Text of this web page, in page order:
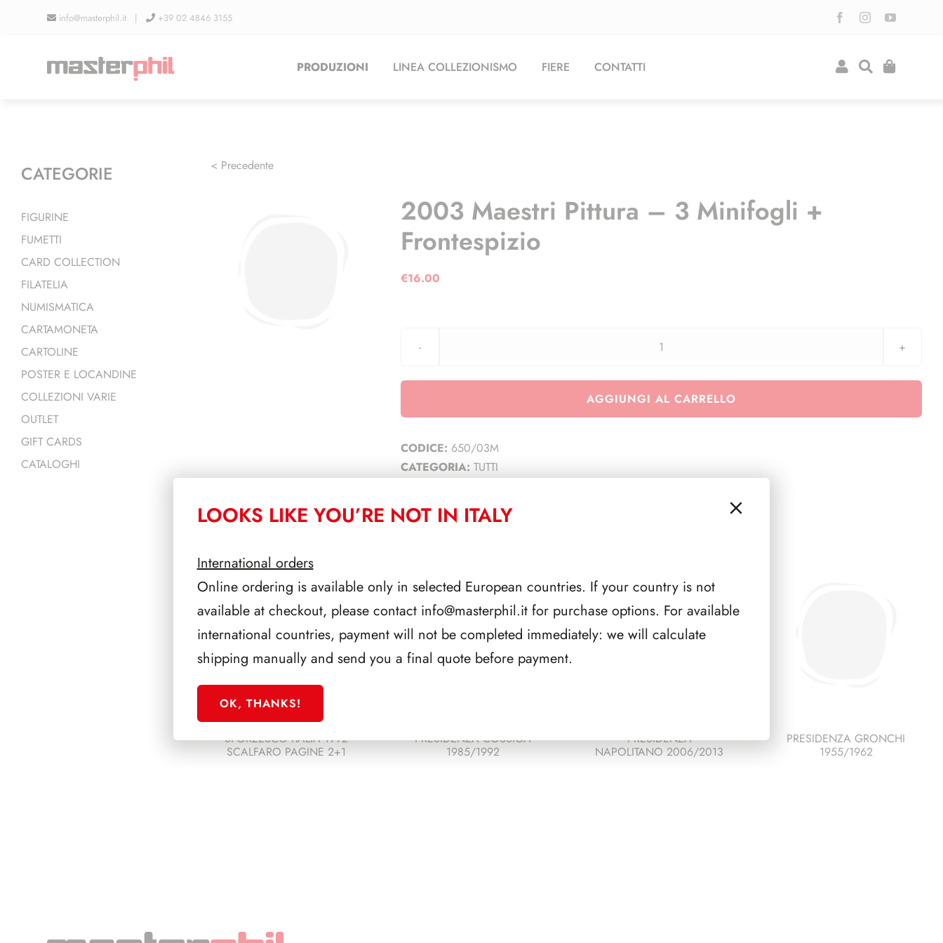
info@masterphil.it | +39 02 4846 3155
PRODUZIONI LINEA COLLEZIONISMO FIERE CONTATTI
< Precedente
2003 Maestri Pittura – 3 Minifogli +
Frontespizio
€16.00
2003
Pittura
AGGIUNGI AL CARRELLO
CODICE: 650/03M
CATEGORIA: TUTTI
SFORZESCO ITALIA 1992
SCALFARO PAGINE 2+1
PRESIDENZA COSSIGA
1985/1992
PRESIDENZA
NAPOLITANO 2006/2013
PRESIDENZA GRONCHI
1955/1962
CATEGORIE
FIGURINE
FUMETTI
CARD COLLECTION
FILATELIA
NUMISMATICA
CARTAMONETA
CARTOLINE
POSTER E LOCANDINE
COLLEZIONI VARIE
OUTLET
GIFT CARDS
CATALOGHI
LOOKS LIKE YOU’RE NOT IN ITALY
International orders
Online ordering is available only in selected European countries. If your country is not
available at checkout, please contact info@masterphil.itfor purchase options. For available
international countries, payment will not be completed immediately: we will calculate
shipping manually and send you a final quote before payment.
OK, THANKS!